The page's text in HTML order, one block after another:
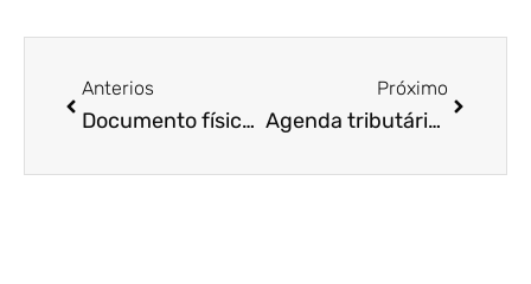
Anterios
Documento físico x documento digital: entenda as diferenças
Próximo
Agenda tributária: Confira, neste guia, as principais informações dos impostos 2022